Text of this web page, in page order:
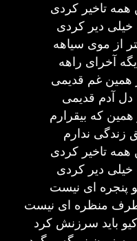
تاخیر کردی
خیلی دیر کردی
از موی سیاهه
آخرای راهه
همین غم قدیمی
دل آدم قدیمی
که بیقرارم
زندگی ندارم
تاخیر کردی
خیلی دیر کردی
پنجره ای نیست
طرف منظره ای نیست
باید سرزنش کرد